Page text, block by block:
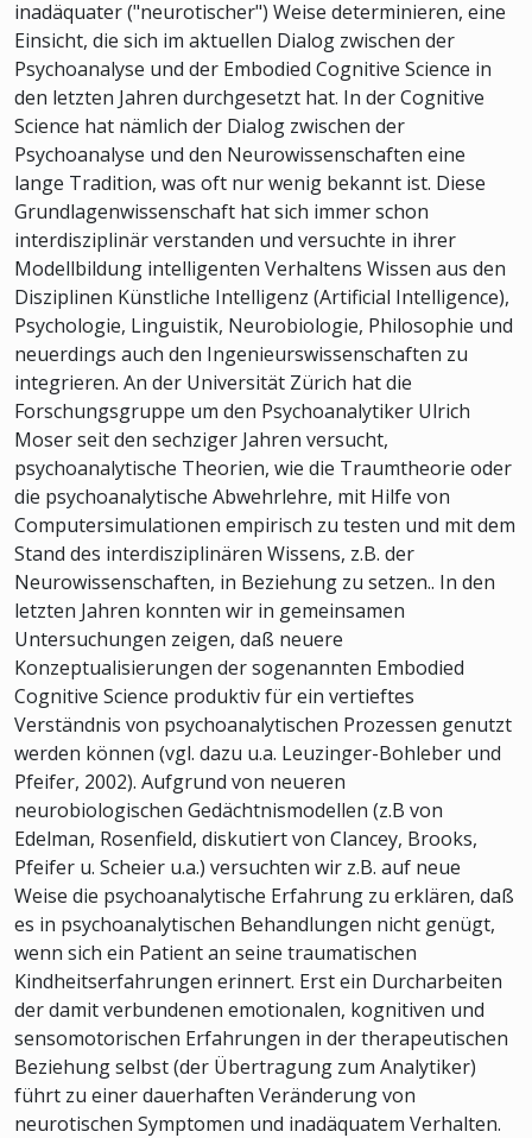
inadäquater ("neurotischer") Weise determinieren, eine
Einsicht, die sich im aktuellen Dialog zwischen der
Psychoanalyse und der Embodied Cognitive Science in
den letzten Jahren durchgesetzt hat. In der Cognitive
Science hat nämlich der Dialog zwischen der
Psychoanalyse und den Neurowissenschaften eine
lange Tradition, was oft nur wenig bekannt ist. Diese
Grundlagenwissenschaft hat sich immer schon
interdisziplinär verstanden und versuchte in ihrer
Modellbildung intelligenten Verhaltens Wissen aus den
Disziplinen Künstliche Intelligenz (Artificial Intelligence),
Psychologie, Linguistik, Neurobiologie, Philosophie und
neuerdings auch den Ingenieurswissenschaften zu
integrieren. An der Universität Zürich hat die
Forschungsgruppe um den Psychoanalytiker Ulrich
Moser seit den sechziger Jahren versucht,
psychoanalytische Theorien, wie die Traumtheorie oder
die psychoanalytische Abwehrlehre, mit Hilfe von
Computersimulationen empirisch zu testen und mit dem
Stand des interdisziplinären Wissens, z.B. der
Neurowissenschaften, in Beziehung zu setzen.. In den
letzten Jahren konnten wir in gemeinsamen
Untersuchungen zeigen, daß neuere
Konzeptualisierungen der sogenannten Embodied
Cognitive Science produktiv für ein vertieftes
Verständnis von psychoanalytischen Prozessen genutzt
werden können (vgl. dazu u.a. Leuzinger-Bohleber und
Pfeifer, 2002). Aufgrund von neueren
neurobiologischen Gedächtnismodellen (z.B von
Edelman, Rosenfield, diskutiert von Clancey, Brooks,
Pfeifer u. Scheier u.a.) versuchten wir z.B. auf neue
Weise die psychoanalytische Erfahrung zu erklären, daß
es in psychoanalytischen Behandlungen nicht genügt,
wenn sich ein Patient an seine traumatischen
Kindheitserfahrungen erinnert. Erst ein Durcharbeiten
der damit verbundenen emotionalen, kognitiven und
sensomotorischen Erfahrungen in der therapeutischen
Beziehung selbst (der Übertragung zum Analytiker)
führt zu einer dauerhaften Veränderung von
neurotischen Symptomen und inadäquatem Verhalten.